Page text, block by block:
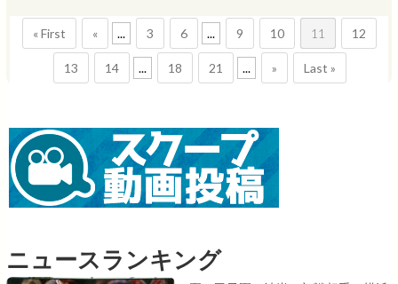
« First « ... 3 6 ... 9 10 11 12
13 14 ... 18 21 ... » Last »
ニュースランキング